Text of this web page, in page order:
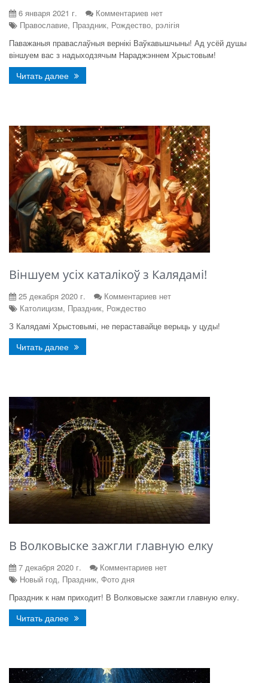
6 января 2021 г.
Комментариев нет
Православие, Праздник, Рождество, рэлігія
Паважаныя праваслаўныя вернікі Ваўкавышчыны! Ад усёй душы
віншуем вас з надыходзячым Нараджэннем Хрыстовым!
Читать далее
Віншуем усіх каталікоў з Калядамі!
25 декабря 2020 г.
Комментариев нет
Католицизм, Праздник, Рождество
З Калядамі Хрыстовымі, не пераставайце верыць у цуды!
Читать далее
В Волковыске зажгли главную елку
7 декабря 2020 г.
Комментариев нет
Новый год, Праздник, Фото дня
Праздник к нам приходит! В Волковыске зажгли главную елку.
Читать далее